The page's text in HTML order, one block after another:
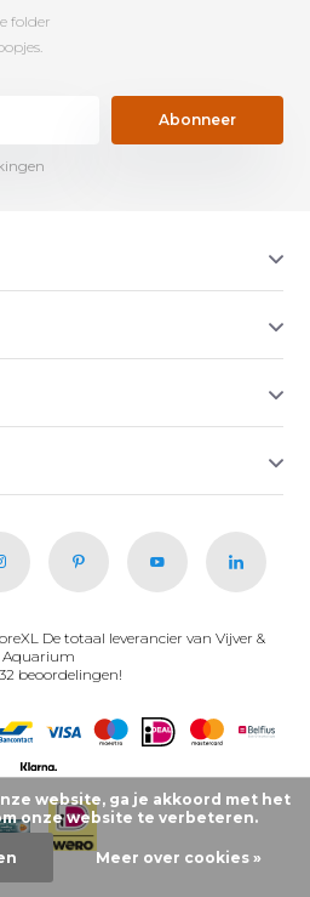
folder
Abonneer
De totaal leverancier van Vijver &
Aquarium
beoordelingen!
website, ga je akkoord met het
onze website te verbeteren.
Meer over cookies »